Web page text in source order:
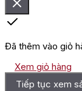
Đã thêm vào giỏ
Xem giỏ hàng
Tiếp tục xem